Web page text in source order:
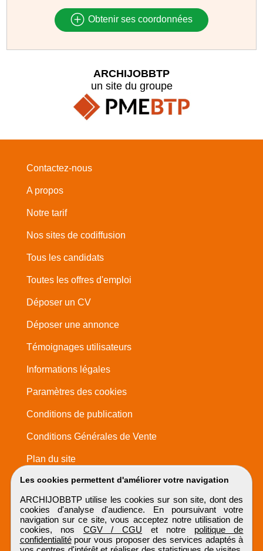
Obtenir ses coordonnées
Les cookies permettent d'améliorer votre navigation
ARCHIJOBBTP utilise les cookies sur son site, dont des
cookies d'analyse d'audience. En poursuivant votre
navigation sur ce site, vous acceptez notre utilisation de
cookies, nos CGV / CGU et notre politique de
confidentialitépour vous proposer des services adaptés à
ARCHIJOBBTP
un site du groupe
Contactez-nous
A propos
Notre tarif
Nos sites de codiffusion
Tous les candidats
Toutes les offres d'emploi
Déposer un CV
Déposer une annonce
Témoignages utilisateurs
Informations légales
Paramètres des cookies
Conditions de publication
Conditions Générales de Vente
Plan du site